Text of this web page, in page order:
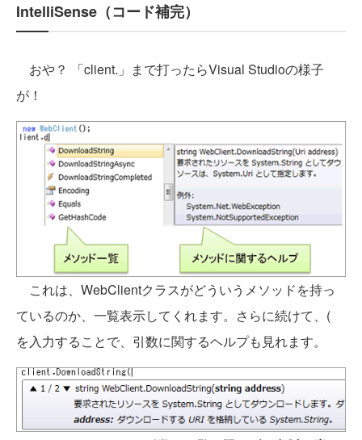
IntelliSense（コード補完）
おや？ 「client.」まで打ったらVisual Studioの様子
が！
これは、WebClientクラスがどういうメソッドを持っ
ているのか、一覧表示してくれます。さらに続けて、(
を入力することで、引数に関するヘルプも見れます。